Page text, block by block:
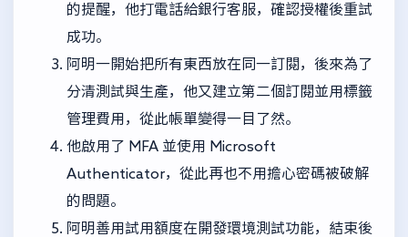
的提醒，他打電話給銀行客服，確認授權後重試
成功。
阿明一開始把所有東西放在同一訂閱，後來為了
分清測試與生產，他又建立第二個訂閱並用標籤
管理費用，從此帳單變得一目了然。
他啟用了 MFA 並使用 Microsoft
Authenticator，從此再也不用擔心密碼被破解
的問題。
阿明善用試用額度在開發環境測試功能，結束後